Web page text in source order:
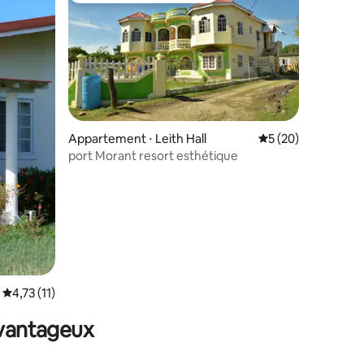
: 5 sur 5
Évaluation moyenne sur la base de 11 commentaires : 4,73 sur 5
4,73 (11)
Appartement ⋅ Leith Hall Évaluation
5 (20)
port Morant resort esthétique